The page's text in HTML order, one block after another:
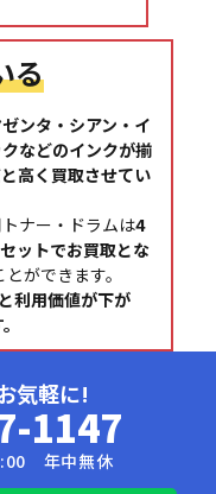
る
ンタ・シアン・イ
などのインクが揃
高く買取させてい
ナー・ドラムは4
セットでお買取とな
ができます。
利用価値が下が
気軽に!
1147
年中無休